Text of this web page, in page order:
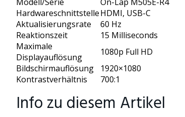
HardwareschnittstelleHDMI, USB-C
Aktualisierungsrate
60 Hz
Reaktionszeit
15 Milliseconds
Maximale
Displayauflösung
1080p Full HD
Bildschirmauflösung
1920×1080
Kontrastverhältnis
700:1
Info zu diesem Artikel